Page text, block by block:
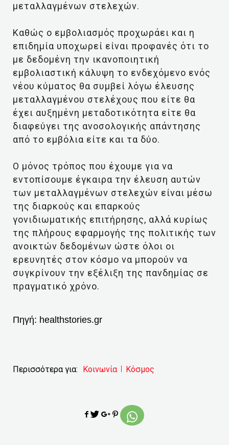
μεταλλαγμένων στελεχών.
Καθώς ο εμβολιασμός προχωράει και η
επιδημία υποχωρεί είναι προφανές ότι το
με δεδομένη την ικανοποιητική
εμβολιαστική κάλυψη το ενδεχόμενο ενός
νέου κύματος θα συμβεί λόγω έλευσης
μεταλλαγμένου στελέχους που είτε θα
έχει αυξημένη μεταδοτικότητα είτε θα
διαφεύγει της ανοσολογικής απάντησης
από το εμβόλια είτε και τα δύο.
Ο μόνος τρόπος που έχουμε για να
εντοπίσουμε έγκαιρα την έλευση αυτών
των μεταλλαγμένων στελεχών είναι μέσω
της διαρκούς και επαρκούς
γονιδιωματικής επιτήρησης, αλλά κυρίως
της πλήρους εφαρμογής της πολιτικής των
ανοικτών δεδομένων ώστε όλοι οι
ερευνητές στον κόσμο να μπορούν να
συγκρίνουν την εξέλιξη της πανδημίας σε
πραγματικό χρόνο.
Πηγή: healthstories.gr
Περισσότερα για: Κοινωνία Κόσμος